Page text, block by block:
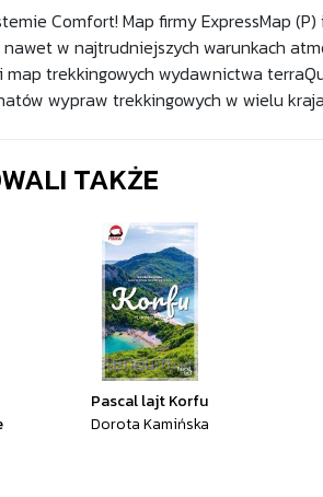
Comfort! Map firmy ExpressMap
w najtrudniejszych warunkach
trekkingowych wydawnictwa
wypraw trekkingowych w wielu
TAKŻE
Pascal lajt Korfu
Dorota Kamińska